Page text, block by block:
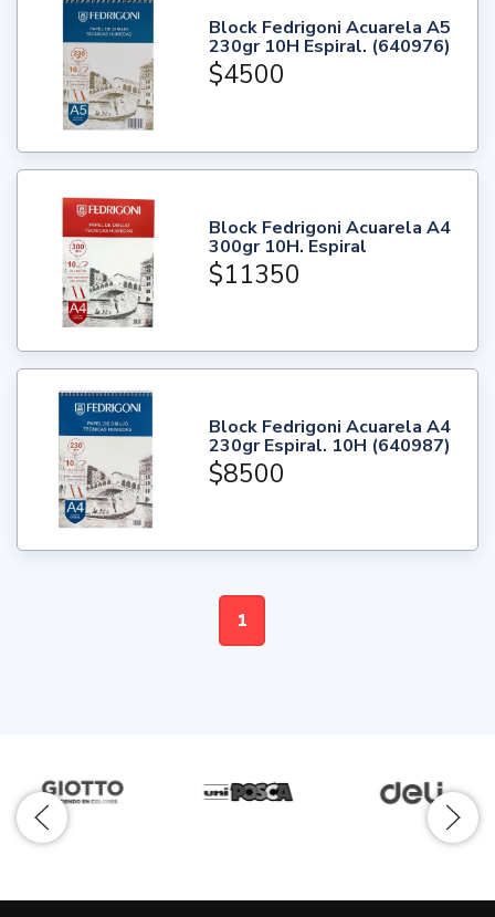
Block Fedrigoni Acuarela A5
230gr 10H Espiral. (640976)
$4500
Block Fedrigoni Acuarela A4
300gr 10H. Espiral
$11350
Block Fedrigoni Acuarela A4
230gr Espiral. 10H (640987)
$8500
1